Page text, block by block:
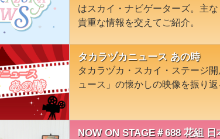
はスカイ・ナビゲーターズ。主
貴重な情報を交えてご紹介。
タカラヅカニュース あの時
タカラヅカ・スカイ・ステージ
ュース」の懐かしの映像を振り返
NOW ON STAGE＃688 花組